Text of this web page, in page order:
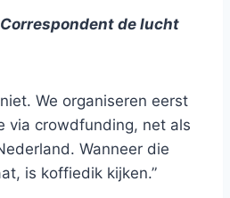
de lucht
We organiseren eerst
via crowdfunding, net als
Wanneer die
is koffiedik kijken.”